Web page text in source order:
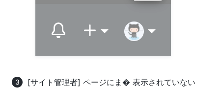
[サイト管理者] ページにま� 表示されていない